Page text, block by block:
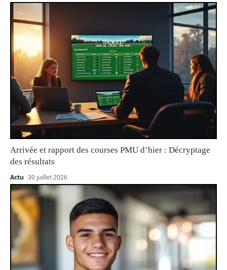
Arrivée et rapport des courses PMU d’hier : Décryptage
des résultats
Actu 30 juillet 2026